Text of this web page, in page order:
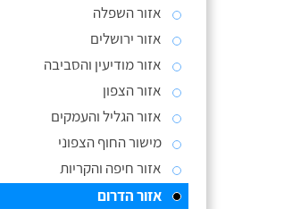
אזור השפלה
אזור ירושלים
אזור מודיעין והסביבה
אזור הצפון
אזור הגליל והעמקים
מישור החוף הצפוני
אזור חיפה והקריות
אזור הדרום